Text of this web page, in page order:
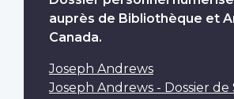
auprès de Bibliothèque et
Canada.
Joseph Andrews
Joseph Andrews - Dossier de